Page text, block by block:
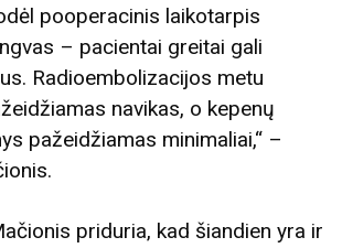
pooperacinis laikotarpis
– pacientai greitai gali
Radioembolizacijos metu
navikas, o kepenų
pažeidžiamas minimaliai,“ –
priduria, kad šiandien yra ir